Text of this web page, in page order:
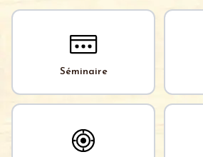
Séminaire